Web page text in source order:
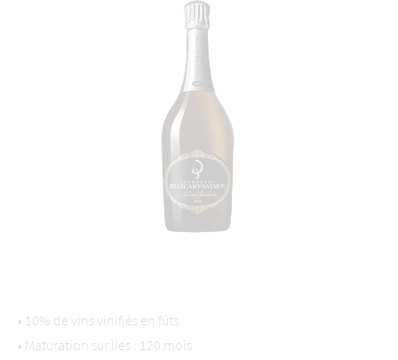
• 10% de vins vinifiés en fûts
• Maturation sur lies : 120 mois